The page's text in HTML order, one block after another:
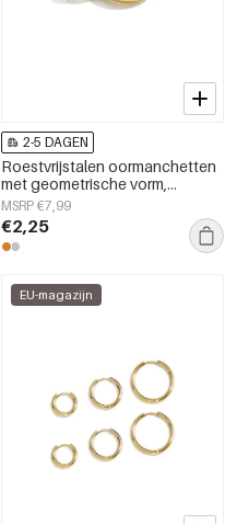
2-5 DAGEN
Roestvrijstalen oormanchetten
met geometrische vorm,
eenvoudige, alledaagse serie,
dames sieraden
MSRP €7,99
€2,25
EU-magazijn